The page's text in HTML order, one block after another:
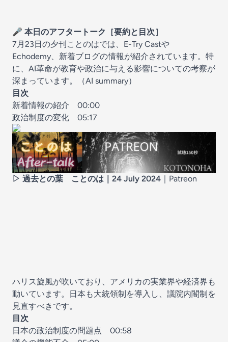
🎤 本日のアフタートーク［要約と目次］
7月23日の夕刊ことのはでは、E-Try Castや
Echodemy、新着ブログの情報が紹介されています。特
に、AI革命が教育や政治に与える影響についての考察が
深まっています。（AI summary）
目次
新着情報の紹介
00:00
政治制度の変化
05:17
▷ 過去との葉 ことのは｜24 July 2024 ｜ Patreon
ハリス旋風が吹いており、アメリカの実業界や経済界も
動いています。日本も大統領制を導入し、議院内閣制を
見直すべきです。
目次
日本の政治制度の問題点
00:58